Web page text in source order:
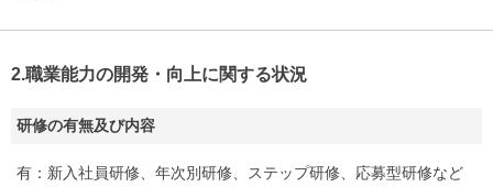
2.職業能力の開発・向上に関する状況
研修の有無及び内容
有：新入社員研修、年次別研修、ステップ研修、応募型研修など